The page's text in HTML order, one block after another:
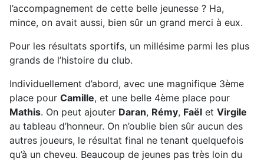
l’accompagnement de cette belle jeunesse ? Ha,
mince, on avait aussi, bien sûr un grand merci à eux.
Pour les résultats sportifs, un millésime parmi les plus
grands de l’histoire du club.
Individuellement d’abord, avec une magnifique 3ème
place pour Camille, et une belle 4ème place pour
Mathis. On peut ajouter Daran, Rémy, Faël et Virgile
au tableau d’honneur. On n’oublie bien sûr aucun des
autres joueurs, le résultat final ne tenant quelquefois
qu’à un cheveu. Beaucoup de jeunes pas très loin du